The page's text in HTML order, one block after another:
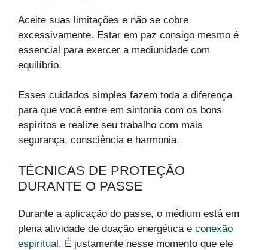
Aceite suas limitações e não se cobre
excessivamente. Estar em paz consigo mesmo é
essencial para exercer a mediunidade com
equilíbrio.
Esses cuidados simples fazem toda a diferença
para que você entre em sintonia com os bons
espíritos e realize seu trabalho com mais
segurança, consciência e harmonia.
TÉCNICAS DE PROTEÇÃO
DURANTE O PASSE
Durante a aplicação do passe, o médium está em
plena atividade de doação energética e conexão
espiritual. É justamente nesse momento que ele